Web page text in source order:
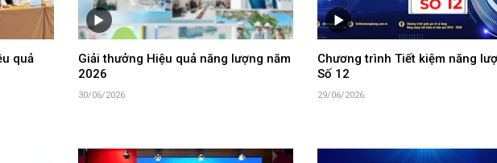
quả
Giải thưởng Hiệu quả năng lượng năm
2026
30/06/2026
Chương trình Tiết kiệm năng
Số 12
29/06/2026